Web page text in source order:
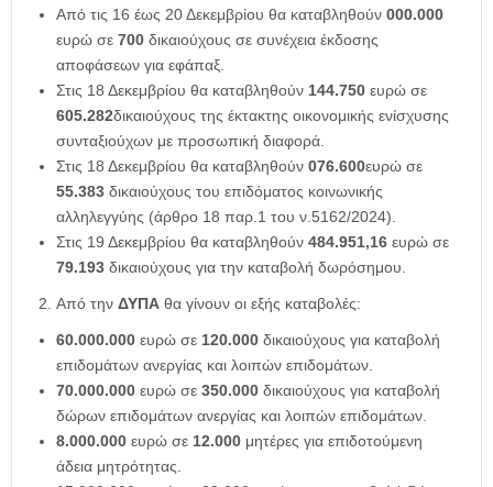
Από τις 16 έως 20 Δεκεμβρίου θα καταβληθούν 000.000
ευρώ σε 700 δικαιούχους σε συνέχεια έκδοσης
αποφάσεων για εφάπαξ.
Στις 18 Δεκεμβρίου θα καταβληθούν 144.750 ευρώ σε
605.282δικαιούχους της έκτακτης οικονομικής ενίσχυσης
συνταξιούχων με προσωπική διαφορά.
Στις 18 Δεκεμβρίου θα καταβληθούν 076.600ευρώ σε
55.383 δικαιούχους του επιδόματος κοινωνικής
αλληλεγγύης (άρθρο 18 παρ.1 του ν.5162/2024).
Στις 19 Δεκεμβρίου θα καταβληθούν 484.951,16 ευρώ σε
79.193 δικαιούχους για την καταβολή δωρόσημου.
Από την ΔΥΠΑ θα γίνουν οι εξής καταβολές:
60.000.000 ευρώ σε 120.000 δικαιούχους για καταβολή
επιδομάτων ανεργίας και λοιπών επιδομάτων.
70.000.000 ευρώ σε 350.000 δικαιούχους για καταβολή
δώρων επιδομάτων ανεργίας και λοιπών επιδομάτων.
8.000.000 ευρώ σε 12.000 μητέρες για επιδοτούμενη
άδεια μητρότητας.